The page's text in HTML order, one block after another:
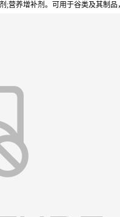
营养增补剂。可用于谷类及其制品